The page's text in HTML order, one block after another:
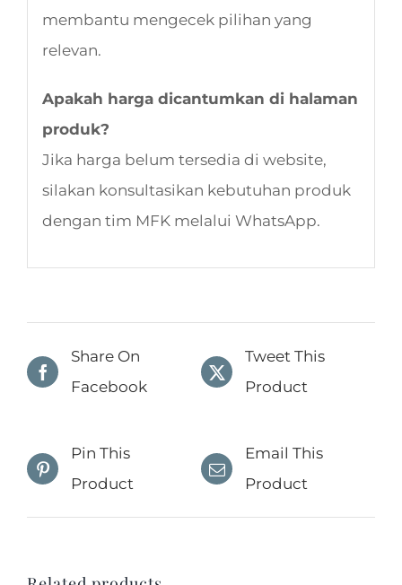
membantu mengecek pilihan yang
relevan.
Apakah harga dicantumkan di halaman
produk?
Jika harga belum tersedia di website,
silakan konsultasikan kebutuhan produk
dengan tim MFK melalui WhatsApp.
Share On
Facebook
Tweet This
Product
Pin This
Product
Email This
Product